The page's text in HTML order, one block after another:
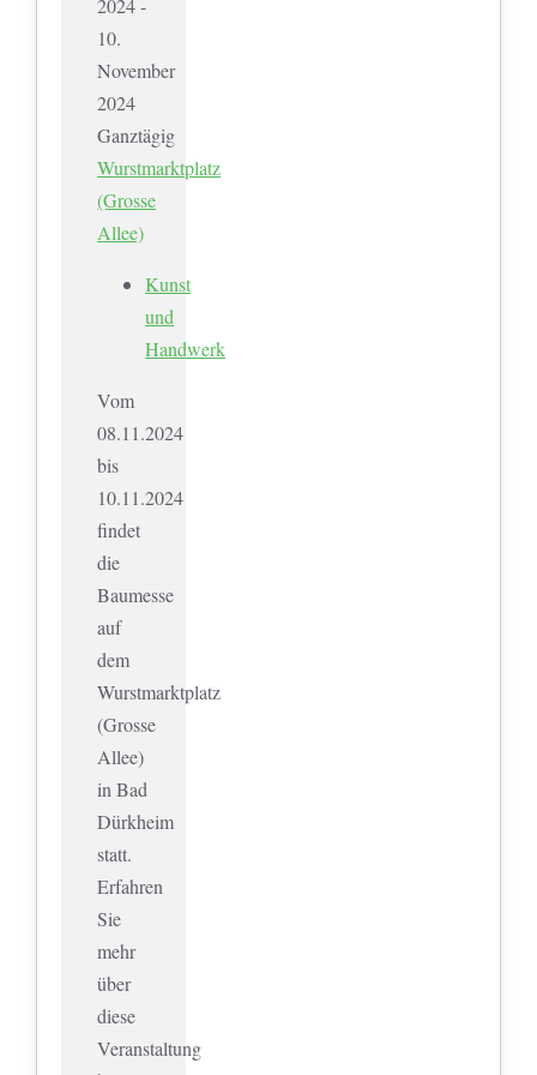
2024 -
10.
November
2024
Ganztägig
Wurstmarktplatz
(Grosse
Allee)
Kunst
und
Handwerk
Vom
08.11.2024
bis
10.11.2024
findet
die
Baumesse
auf
dem
Wurstmarktplatz
(Grosse
Allee)
in Bad
Dürkheim
statt.
Erfahren
Sie
mehr
über
diese
Veranstaltung